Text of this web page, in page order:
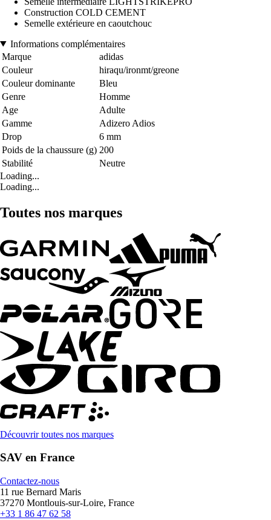
Construction COLD CEMENT
Semelle extérieure en caoutchouc
Informations complémentaires
Marque
adidas
Couleur
hiraqu/ironmt/greone
Couleur dominante
Bleu
Genre
Homme
Age
Adulte
Gamme
Adizero Adios
Drop
6 mm
Poids de la chaussure (g) 200
Stabilité
Neutre
Loading...
Loading...
Toutes nos marques
Découvrir toutes nos marques
SAV en France
Contactez-nous
11 rue Bernard Maris
37270 Montlouis-sur-Loire, France
+33 1 86 47 62 58